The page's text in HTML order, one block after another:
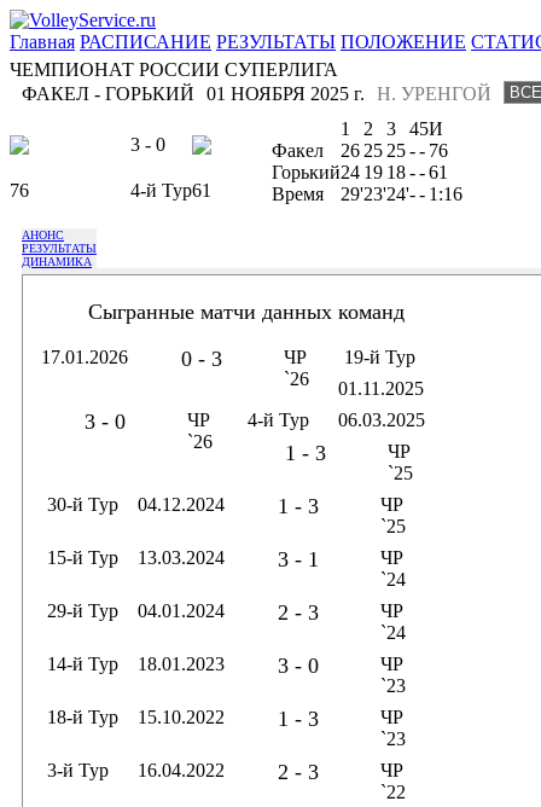
Главная РАСПИСАНИЕ РЕЗУЛЬТАТЫ ПОЛОЖЕНИЕ
ЧЕМПИОНАТ РОССИИ СУПЕРЛИГА
ФАКЕЛ - ГОРЬКИЙ
Н. УРЕНГОЙ
01 НОЯБРЯ 2025 г.
3 - 0
76 4-й Тур61
1 2 3 45И
Факел
26 25 25-- 76
Горький24 19 18--61
Время
29'23'24'-- 1:16
АНОНС
РЕЗУЛЬТАТЫ
ДИНАМИКА
Сыгранные матчи данных команд
17.01.2026 0 - 3
ЧР
`26
19-й Тур
01.11.2025
3 - 0
ЧР
`26
4-й Тур 06.03.2025
1 - 3
ЧР
`25
30-й Тур
04.12.2024 1 - 3
ЧР
`25
15-й Тур
13.03.2024 3 - 1
ЧР
`24
29-й Тур
04.01.2024 2 - 3
ЧР
`24
14-й Тур
18.01.2023 3 - 0
ЧР
`23
18-й Тур
15.10.2022 1 - 3
ЧР
`23
3-й Тур
16.04.2022 2 - 3
ЧР
`22